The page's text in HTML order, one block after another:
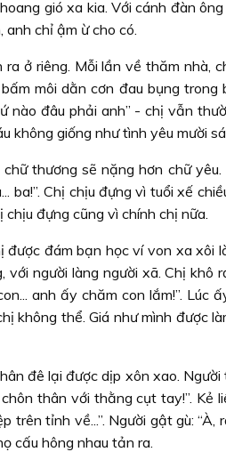
gió xa kia. Với cánh đàn
chỉ ậm ừ cho có.
ở riêng. Mỗi lần về thăm nhà,
môi dằn cơn đau bụng trong
nào đâu phải anh” - chị vẫn
không giống như tình yêu mười
thương sẽ nặng hơn chữ
ba!”. Chị chịu đựng vì tuổi xế
đựng cũng vì chính chị nữa.
đám bạn học ví von xa xôi
với người làng người xã. Chị khô
anh ấy chăm con lắm!”. Lúc
không thể. Giá như mình được
đê lại được dịp xôn xao. Người
thân với thằng cụt tay!”. Kẻ
trên tỉnh về...”. Người gật gù:
cấu hông nhau tản ra.